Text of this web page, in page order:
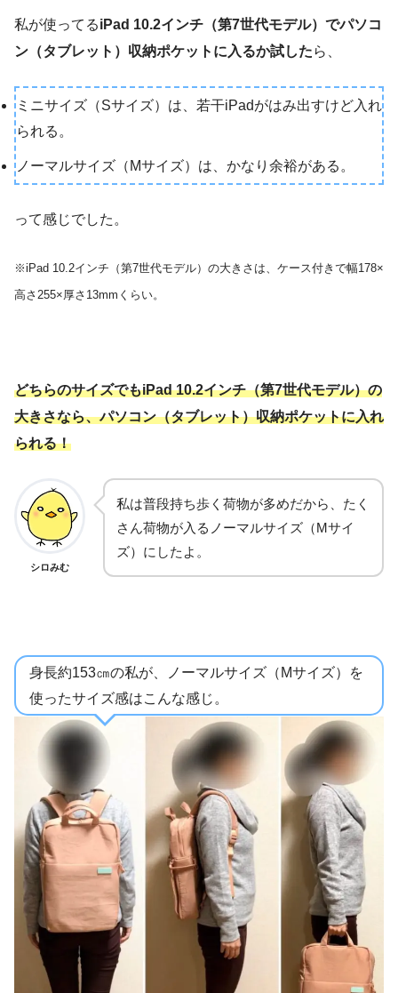
私が使ってるiPad 10.2インチ（第7世代モデル）でパソコ
ン（タブレット）収納ポケットに入るか試したら、
ミニサイズ（Sサイズ）は、若干iPadがはみ出すけど入れ
られる。
ノーマルサイズ（Mサイズ）は、かなり余裕がある。
って感じでした。
※iPad 10.2インチ（第7世代モデル）の大きさは、ケース付きで幅178×
高さ255×厚さ13mmくらい。
どちらのサイズでもiPad 10.2インチ（第7世代モデル）の
大きさなら、パソコン（タブレット）収納ポケットに入れ
られる！
シロみむ
私は普段持ち歩く荷物が多めだから、たく
さん荷物が入るノーマルサイズ（Mサイ
ズ）にしたよ。
身長約153㎝の私が、ノーマルサイズ（Mサイズ）を
使ったサイズ感はこんな感じ。